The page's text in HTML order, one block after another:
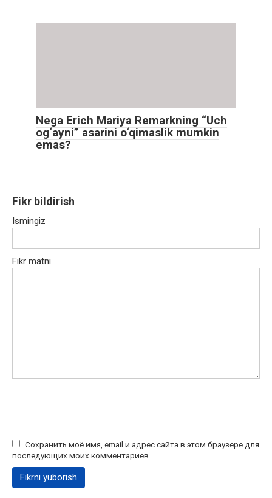
Nega Erich Mariya Remarkning “Uch
og‘ayni” asarini o‘qimaslik mumkin
emas?
Fikr bildirish
Ismingiz
Fikr matni
Сохранить моё имя, email и адрес сайта в этом браузере для
последующих моих комментариев.